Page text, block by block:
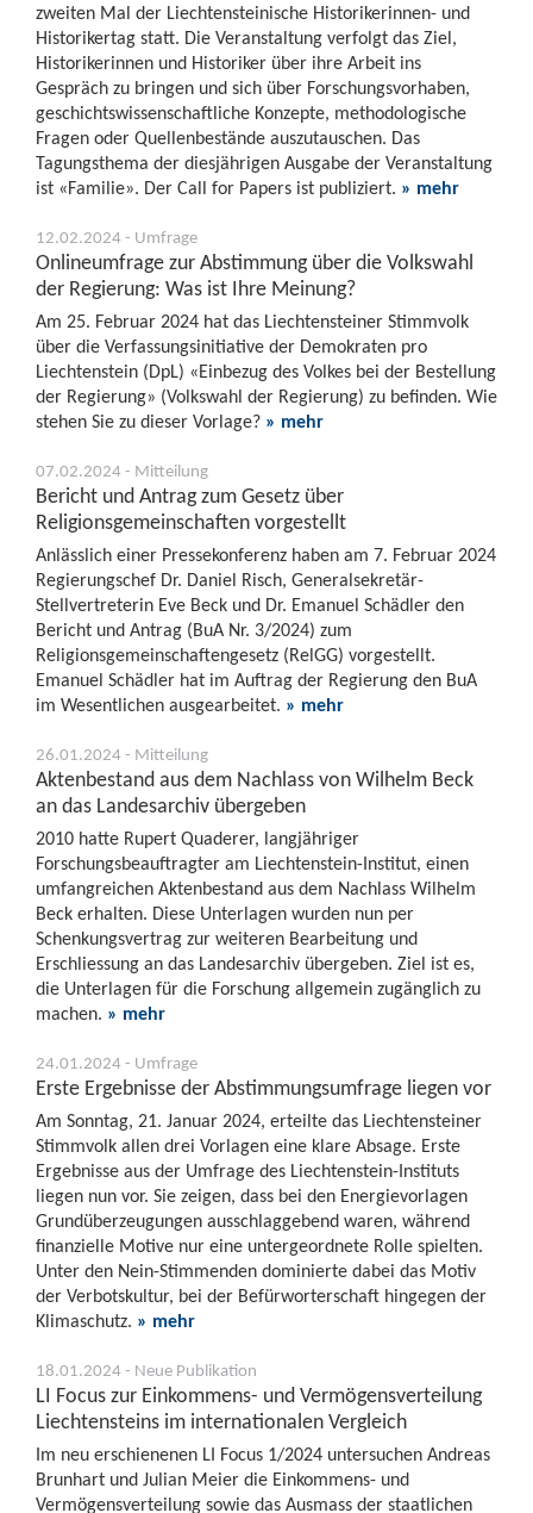
zweiten Mal der Liechtensteinische Historikerinnen- und
Historikertag statt. Die Veranstaltung verfolgt das Ziel,
Historikerinnen und Historiker über ihre Arbeit ins
Gespräch zu bringen und sich über Forschungsvorhaben,
geschichtswissenschaftliche Konzepte, methodologische
Fragen oder Quellenbestände auszutauschen. Das
Tagungsthema der diesjährigen Ausgabe der Veranstaltung
ist «Familie». Der Call for Papers ist publiziert. » mehr
12.02.2024 - Umfrage
Onlineumfrage zur Abstimmung über die Volkswahl
der Regierung: Was ist Ihre Meinung?
Am 25. Februar 2024 hat das Liechtensteiner Stimmvolk
über die Verfassungsinitiative der Demokraten pro
Liechtenstein (DpL) «Einbezug des Volkes bei der Bestellung
der Regierung» (Volkswahl der Regierung) zu befinden. Wie
stehen Sie zu dieser Vorlage? » mehr
07.02.2024 - Mitteilung
Bericht und Antrag zum Gesetz über
Religionsgemeinschaften vorgestellt
Anlässlich einer Pressekonferenz haben am 7. Februar 2024
Regierungschef Dr. Daniel Risch, Generalsekretär-
Stellvertreterin Eve Beck und Dr. Emanuel Schädler den
Bericht und Antrag (BuA Nr. 3/2024) zum
Religionsgemeinschaftengesetz (RelGG) vorgestellt.
Emanuel Schädler hat im Auftrag der Regierung den BuA
im Wesentlichen ausgearbeitet. » mehr
26.01.2024 - Mitteilung
Aktenbestand aus dem Nachlass von Wilhelm Beck
an das Landesarchiv übergeben
2010 hatte Rupert Quaderer, langjähriger
Forschungsbeauftragter am Liechtenstein-Institut, einen
umfangreichen Aktenbestand aus dem Nachlass Wilhelm
Beck erhalten. Diese Unterlagen wurden nun per
Schenkungsvertrag zur weiteren Bearbeitung und
Erschliessung an das Landesarchiv übergeben. Ziel ist es,
die Unterlagen für die Forschung allgemein zugänglich zu
machen. » mehr
24.01.2024 - Umfrage
Erste Ergebnisse der Abstimmungsumfrage liegen vor
Am Sonntag, 21. Januar 2024, erteilte das Liechtensteiner
Stimmvolk allen drei Vorlagen eine klare Absage. Erste
Ergebnisse aus der Umfrage des Liechtenstein-Instituts
liegen nun vor. Sie zeigen, dass bei den Energievorlagen
Grundüberzeugungen ausschlaggebend waren, während
finanzielle Motive nur eine untergeordnete Rolle spielten.
Unter den Nein-Stimmenden dominierte dabei das Motiv
der Verbotskultur, bei der Befürworterschaft hingegen der
Klimaschutz. » mehr
18.01.2024 - Neue Publikation
LI Focus zur Einkommens- und Vermögensverteilung
Liechtensteins im internationalen Vergleich
Im neu erschienenen LI Focus 1/2024 untersuchen Andreas
Brunhart und Julian Meier die Einkommens- und
Vermögensverteilung sowie das Ausmass der staatlichen